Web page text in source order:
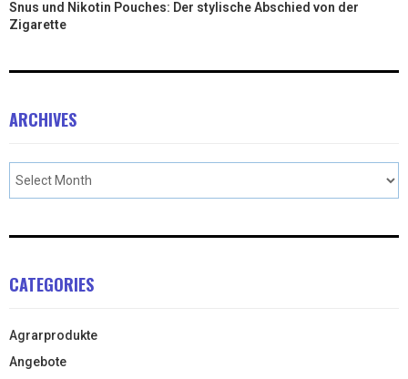
Snus und Nikotin Pouches: Der stylische Abschied von der
Zigarette
ARCHIVES
CATEGORIES
Agrarprodukte
Angebote